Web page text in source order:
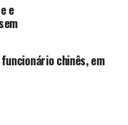
e
chinês, em